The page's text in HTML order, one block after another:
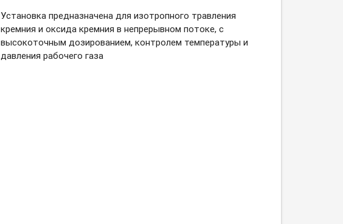
Установка предназначена для изотропного травления
кремния и оксида кремния в непрерывном потоке, с
высокоточным дозированием, контролем температуры и
давления рабочего газа